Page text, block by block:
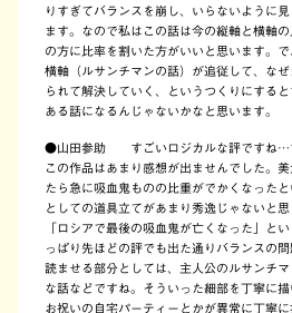
りすぎてバランスを崩し、いらないように
ます。なので私はこの話は今の縦軸と横軸
の方に比率を割いた方がいいと思います。
横軸（ルサンチマンの話）が追従して、な
られて解決していく、というつくりにする
ある話になるんじゃないかなと思います。
●山田参助 すごいロジカルな評ですね…
この作品はあまり感想が出ませんでした。
たら急に吸血鬼ものの比重がでかくなった
としての道具立てがあまり秀逸じゃないと
「ロシアで最後の吸血鬼が亡くなった」と
っぱり先ほどの評でも出た通りバランスの問
読ませる部分としては、主人公のルサンチ
な話などですね。そういった細部を丁寧に
お祝いの自宅パーティーとかが異常に丁寧